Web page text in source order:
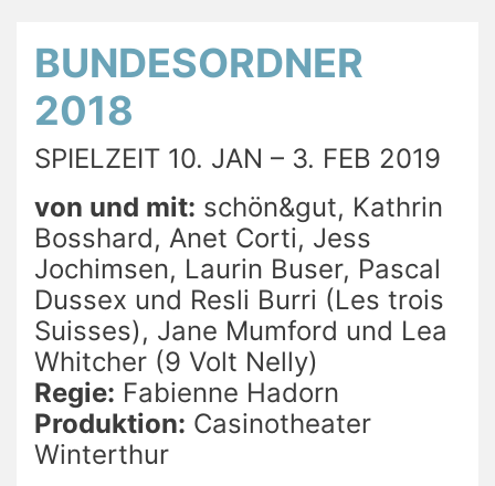
BUNDESORDNER
2018
SPIELZEIT 10. JAN – 3. FEB 2019
von und mit: schön&gut, Kathrin
Bosshard, Anet Corti, Jess
Jochimsen, Laurin Buser, Pascal
Dussex und Resli Burri (Les trois
Suisses), Jane Mumford und Lea
Whitcher (9 Volt Nelly)
Regie: Fabienne Hadorn
Produktion: Casinotheater
Winterthur